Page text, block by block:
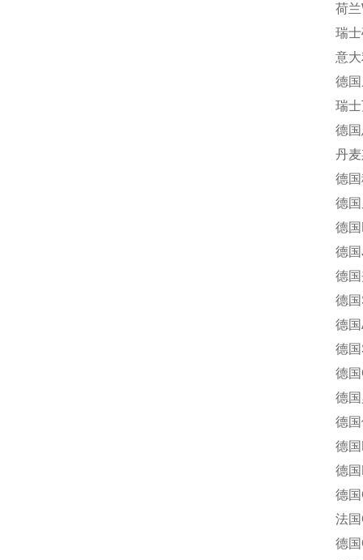
荷兰
瑞士硕
意大利
德国威
瑞士万
德国恩
丹麦斯
德国科
德国尼
德国
德国
德国夹
德国
德国
德国
德国
德国罗
德国倍
德国
德国
德国
法国
德国